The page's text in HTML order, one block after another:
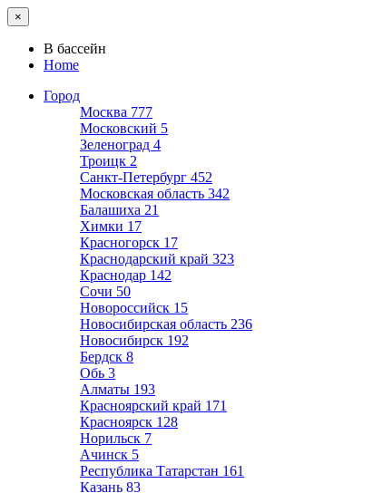
×
В бассейн
Home
Город
Москва 777
Московский 5
Зеленоград 4
Троицк 2
Санкт-Петербург 452
Московская область 342
Балашиха 21
Химки 17
Красногорск 17
Краснодарский край 323
Краснодар 142
Сочи 50
Новороссийск 15
Новосибирская область 236
Новосибирск 192
Бердск 8
Обь 3
Алматы 193
Красноярский край 171
Красноярск 128
Норильск 7
Ачинск 5
Республика Татарстан 161
Казань 83